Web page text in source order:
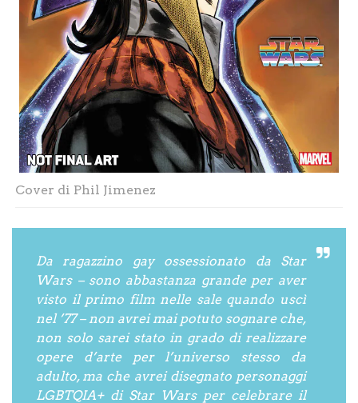
Cover di Phil Jimenez
Da ragazzino gay ossessionato da Star
Wars – sono abbastanza grande per aver
visto il primo film nelle sale quando uscì
nel ’77 – non avrei mai potuto sognare che,
non solo sarei stato in grado di realizzare
opere d’arte per l’universo stesso da
adulto, ma che avrei disegnato personaggi
LGBTQIA+ di Star Wars per celebrare il